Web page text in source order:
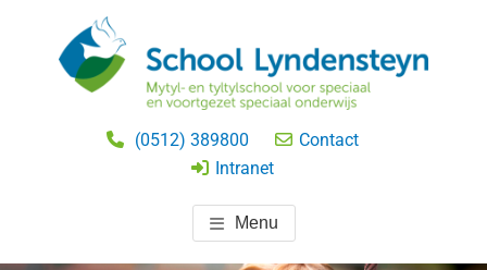
SCHOOL LYNDENSTEYN
BEETSTERZWAAG
(0512) 389800
Contact
Intranet
Menu